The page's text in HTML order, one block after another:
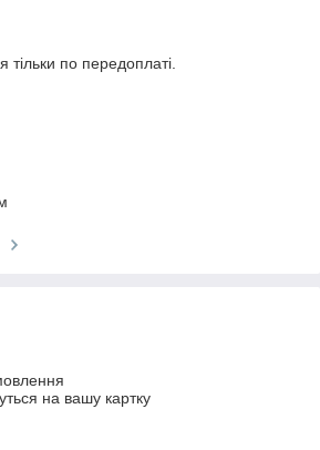
тільки по передоплаті.
на вашу картку